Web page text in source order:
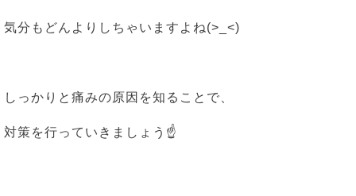
気分もどんよりしちゃいますよね(>_<)
しっかりと痛みの原因を知ることで、
対策を行っていきましょう☝